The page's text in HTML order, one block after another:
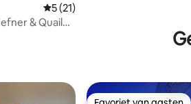
Gemiddelde beoordeling van 5
5 (21)
& Quail